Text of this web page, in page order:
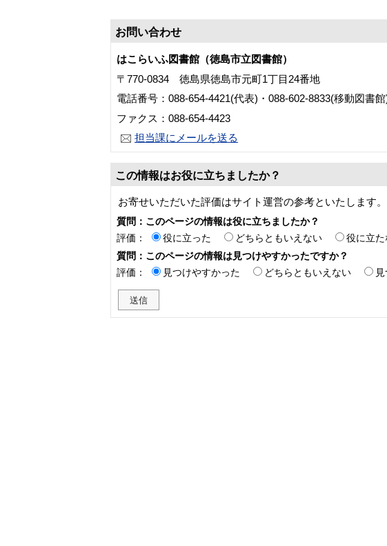
お問い合わせ
はこらいふ図書館（徳島市立図書館）
〒770-0834 徳島県徳島市元町1丁目24番地
電話番号：088-654-4421(代表)・088-602-8833(移動図書館
ファクス：088-654-4423
担当課にメールを送る
この情報はお役に立ちましたか？
お寄せいただいた評価はサイト運営の参考といたします。
質問：このページの情報は役に立ちましたか？
評価：
役に立った どちらともいえない
役に立た
質問：このページの情報は見つけやすかったですか？
評価：
見つけやすかった どちらともいえない